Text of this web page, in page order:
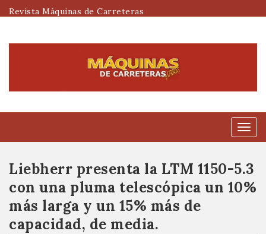
Revista Máquinas de Carreteras
Menú
Liebherr presenta la LTM 1150-5.3
con una pluma telescópica un 10%
más larga y un 15% más de
capacidad, de media.